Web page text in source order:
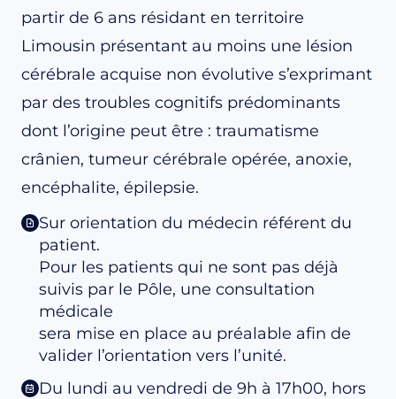
partir de 6 ans résidant en territoire
Limousin présentant au moins une lésion
cérébrale acquise non évolutive s’exprimant
par des troubles cognitifs prédominants
dont l’origine peut être : traumatisme
crânien, tumeur cérébrale opérée, anoxie,
encéphalite, épilepsie.
Sur orientation du médecin référent du
patient.
Pour les patients qui ne sont pas déjà
suivis par le Pôle, une consultation
médicale
sera mise en place au préalable afin de
valider l’orientation vers l’unité.
Du lundi au vendredi de 9h à 17h00, hors